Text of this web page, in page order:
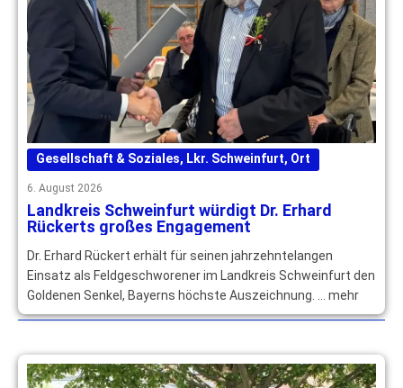
Gesellschaft & Soziales, Lkr. Schweinfurt, Ort
6. August 2026
Landkreis Schweinfurt würdigt Dr. Erhard
Rückerts großes Engagement
Dr. Erhard Rückert erhält für seinen jahrzehntelangen
Einsatz als Feldgeschworener im Landkreis Schweinfurt den
Goldenen Senkel, Bayerns höchste Auszeichnung. … mehr